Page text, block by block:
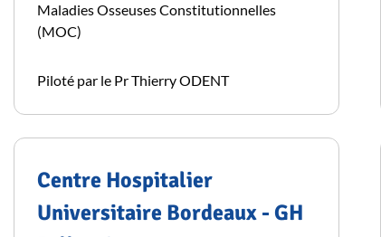
Maladies Osseuses Constitutionnelles
(MOC)
Piloté par le Pr Thierry ODENT
Centre Hospitalier
Universitaire Bordeaux - GH